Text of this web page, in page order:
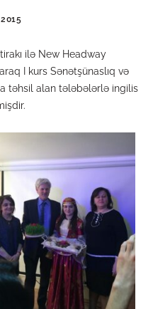
ilə New Headway
I kurs Sənətşünaslıq və
təhsil alan tələbələrlə ingilis